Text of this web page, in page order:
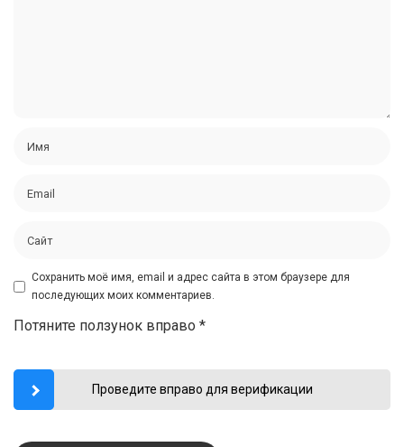
Сохранить моё имя, email и адрес сайта в этом браузере для
последующих моих комментариев.
Потяните ползунок вправо *
Проведите вправо для верификации